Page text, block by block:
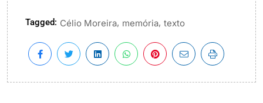
Tagged: Célio Moreira, memória, texto